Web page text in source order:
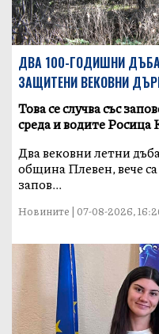
ДВА 100-ГОДИШНИ
ЗАЩИТЕНИ ВЕКОВНИ
Това се случва със
среда и водите
Два вековни летни
община Плевен, вече
запов...
Новините | 07-08-2026,